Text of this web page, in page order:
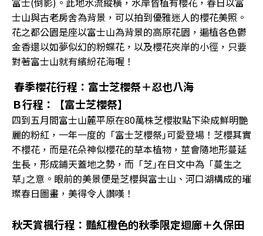
士山與古老房舍為背景，可以拍到優雅迷人的櫻花美照。
花之都公園是座以富士山為背景的高原花園，遍植各色鬱
金香還以如夢似幻的粉蝶花，以及櫻花夾岸的小徑，只要
對著富士山就有繽紛花海喔！
春季櫻花行程：富士芝櫻祭＋忍也八海
Ｂ行程：【富士芝櫻祭】
四到五月間富士山麓平原在80萬株芝櫻妝點下染成鮮明艷
麗的粉紅，一年一度的「富士芝櫻祭｣可愛登場！芝櫻其實
不櫻花，而是花朵神似櫻花的草本植物，莖會隨地形蔓延
生長，形成鋪天蓋地之勢，而「芝｣在日文中為「蔓生之
草｣之意。眼前的美景便是芝櫻與富士山、河口湖構成的璀
璨春日圖畫，美得令人讚嘆！
秋天賞楓行程：豔紅橙色的秋季限定迴廊＋久保田